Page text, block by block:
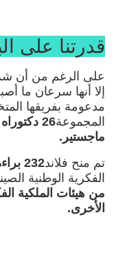
قدرتنا على
إلا أنها سرعان ما
مدعومة بفريقها
المجموعة
ماجستير.
تم منح فلاند232 براءة اختراع
الفكرية الوطنية
من هيئات الملكية
الأخرى.